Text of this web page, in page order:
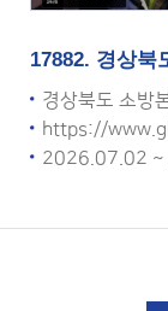
17882. 경상북
경상북도 소방
https://
2026.07.02